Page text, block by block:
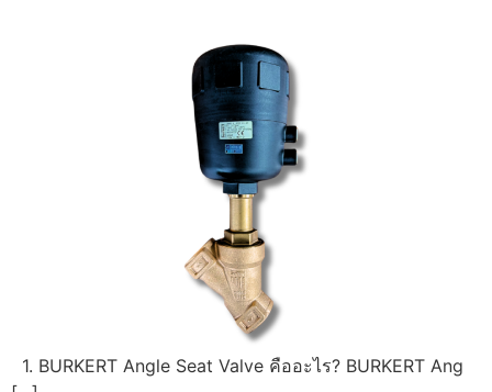
1. BURKERT Angle Seat Valve คืออะไร? BURKERT Ang